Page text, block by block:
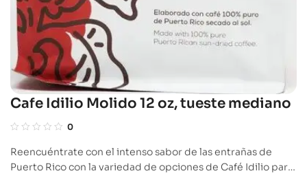
Cafe Idilio Molido 12 oz, tueste mediano
0
Reencuéntrate con el intenso sabor de las entrañas de
Puerto Rico con la variedad de opciones de Café Idilio para